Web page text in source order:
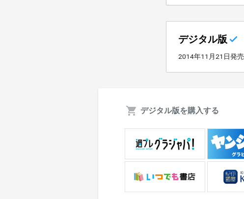
デジタル版
2014年11月21日発売
デジタル版を購入する